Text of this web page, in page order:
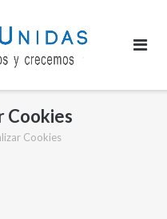
Cookies
Cookies